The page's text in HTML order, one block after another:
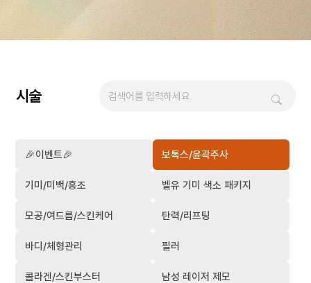
시술
🎉이벤트🎉 보톡스/윤곽주사
기미/미백/홍조 벨유 기미 색소 패키지
모공/여드름/스킨케어 탄력/리프팅
바디/체형관리 필러
콜라겐/스킨부스터 남성 레이저 제모